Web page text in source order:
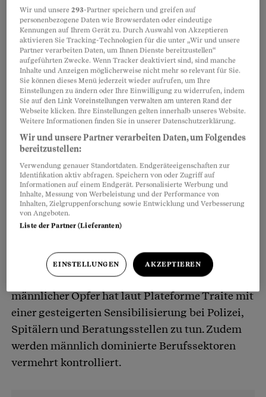
Plattform gegen Menschenhandel.
Partnerinhalte
23 Prozent sind aber auch ausgebeutete Männer
keine Randerscheinung. Die Zunahme
männlicher Opfer hat laut Plateforme Traite mit
einer gesteigerten Sensibilisierung bei Polizei,
Spitälern und Beratungsstellen zu tun. Zudem
werden männlich dominierte Berufssektoren
vermehrt kontrolliert.
Wir und unsere293-Partner speichern und greifen auf
personenbezogene Daten wie Browserdaten oder eindeutige
Kennungen auf Ihrem Gerät zu. Durch Auswahl von Akzeptieren
aktivieren Sie Tracking-Technologien für die unter „Wir und unsere
Partner verarbeiten Daten, um Ihnen Dienste bereitzustellen“
aufgeführten Zwecke. Wenn Tracker deaktiviert sind, sind manche
Inhalte und Anzeigen möglicherweise nicht mehr so relevant für Sie.
Sie können dieses Menü jederzeit wieder aufrufen, um Ihre
Einstellungen zu ändern oder Ihre Einwilligung zu widerrufen, indem
Sie auf den Link Voreinstellungen verwalten am unteren Rand der
Webseite klicken. Ihre Einstellungen gelten innerhalb unseres Website.
Weitere Informationen finden Sie in unserer Datenschutzerklärung.
Wir und unsere Partner verarbeiten Daten, um Folgendes
bereitzustellen:
Verwendung genauer Standortdaten. Endgeräteeigenschaften zur
Identifikation aktiv abfragen. Speichern von oder Zugriff auf
Informationen auf einem Endgerät. Personalisierte Werbung und
Inhalte, Messung von Werbeleistung und der Performance von
Inhalten, Zielgruppenforschung sowie Entwicklung und Verbesserung
von Angeboten.
Liste der Partner (Lieferanten)
EINSTELLUNGEN AKZEPTIEREN